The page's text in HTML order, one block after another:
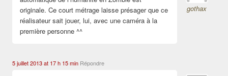
gothax
originale. Ce court métrage laisse présager que ce
réalisateur sait jouer, lui, avec une caméra à la
première personne ^^
5 juillet 2013 at 17 h 15 min Répondre